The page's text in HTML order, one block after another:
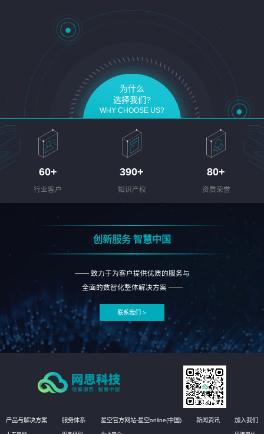
为什么
选择我们?
WHY CHOOSE US?
60+
行业客户
390+
知识产权
80+
资质荣誉
创新服务 智慧中国
—— 致力于为客户提供优质的服务与
全面的数智化整体解决方案 ——
联系我们 >
产品与解决方案 服务体系 星空官方网站-星空online(中国) 新闻资讯 加入我们